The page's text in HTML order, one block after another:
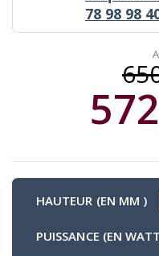
78 98 98
HAUTEUR (EN MM )
PUISSANCE (EN